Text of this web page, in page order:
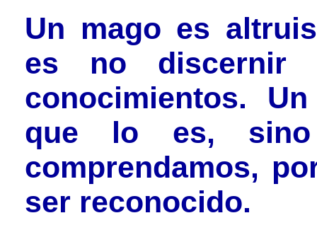
Un mago es
es no discernir
conocimientos.
que lo es,
comprendamos,
ser reconocido.